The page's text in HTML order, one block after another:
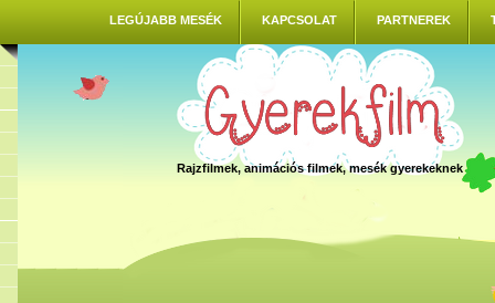
LEGÚJABB MESÉK KAPCSOLAT PARTNEREK
Rajzfilmek, animációs filmek, mesék gyerekeknek